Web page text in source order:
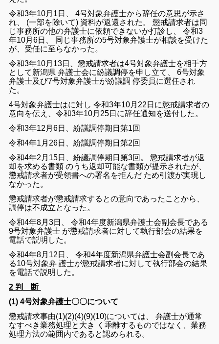
令和3年10月 1 日 、4号対象弁護士から辞任の意思が示さ
れ
(一部を除いて) 資料が返還された 。懲戒請求者は同
じ事務所の他の弁護士に依頼でき ないか打診 し 、令和3
年10月6日 同じ事務所の5号対象弁護士が相談を受けた
が
受任に至らなかった 。
令和3年10月 13日 、懲戒請求者は4号対象弁護士を相手方
として新潟県弁護士会に紛議調停を申し立て 、6号対象
弁護士及び7号対象弁護士が紛議調停委員に選任され
た 。
4号対象弁護士はに対し 令和3年10月 22 日 に懲戒請求者の
意向 を伝え 、令和3年10月 25日 に辞任通知を送付した 。
令和3年12 月6日 、紛議調停期日第1回
令和4年1 月 26日 、紛議調停期日第2回
令和4年2 月 15日 、紛議調停期日第3回 。懲戒請求者が返
却を求める書類のうち返却可能な書類が提示されたが
懲戒請求者が受領書への署名 を拒んだ ため引渡が実現 し
なかった 。
懲戒請求者が懲戒請求する との意向であった ことから
調停は不成立と なった 。
令和4年8月3日 、令和4年度新潟県弁護士会副会長である
9号対象弁護士 が懲戒請求者に対して執行部会の結果を
電話で説明 した 。
令和4年8月 12 日 、令和4年度新潟県弁護士会副会長であ
る10号対象弁護士が懲戒請求者に対して執行部会の結果
を電話で説明 した 。
2 判 断
(1)4号対象弁護士〇〇について
懲戒請求事由(1)(2)(4)(9)(10)については 、弁護士が通常
なすべき業務処理と 大き く乖離する ものではなく 、業務
処理方法の範囲 内である と認められる 。